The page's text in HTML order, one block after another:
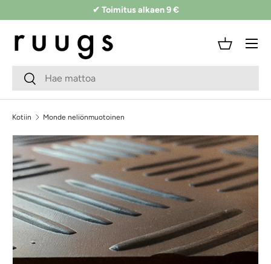
Siirry sisältöön
✔ Toimitus alkaen 9 €
Hakukenttä
Lähetä
Kori
Valikko
Kotiin Monde neliönmuotoinen
Siirry tuotetietoihin